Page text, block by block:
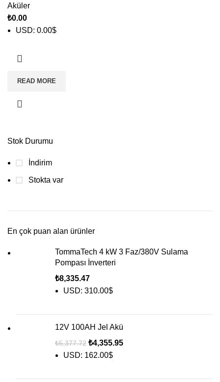
Stok Durumu
İndirim
Stokta var
En çok puan alan ürünler
TommaTech 4 kW 3 Faz/380V Sulama
Pompası İnverteri
₺8,335.47
USD: 310.00$
12V 100AH Jel Akü
₺5,377.72 ₺4,355.95
USD: 162.00$
Aküler
₺0.00
USD: 0.00$
READ MORE